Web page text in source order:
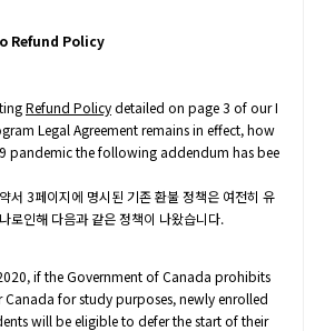
Refund Policy
Refund Policydetailed on page 3 of our I
Legal Agreement remains in effect, how
pandemic the following addendum has bee
서 3페이지에 명시된 기존 환불 정책은 여전히 유
로인해 다음과 같은 정책이 나왔습니다.
if the Government of Canada prohibits
Canada for study purposes, newly enrolled
will be eligible to defer the start of their